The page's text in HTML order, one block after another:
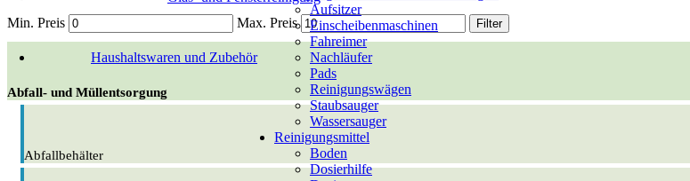
Aufsitzer
Einscheibenmaschinen
Fahreimer
Nachläufer
Pads
Reinigungswägen
Staubsauger
Wassersauger
Reinigungsmittel
Boden
Dosierhilfe
Haushaltswaren und Zubehör
Min. Preis Max. Preis Filter
Abfall- und Müllentsorgung
Abfallbehälter